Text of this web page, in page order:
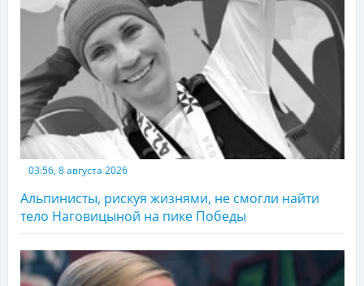
03:56, 8 августа 2026
Альпинисты, рискуя жизнями, не смогли найти
тело Наговицыной на пике Победы